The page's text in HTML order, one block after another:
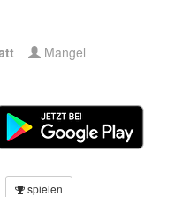
Mangel
spielen